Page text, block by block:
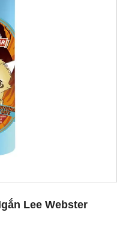
Lee Webster